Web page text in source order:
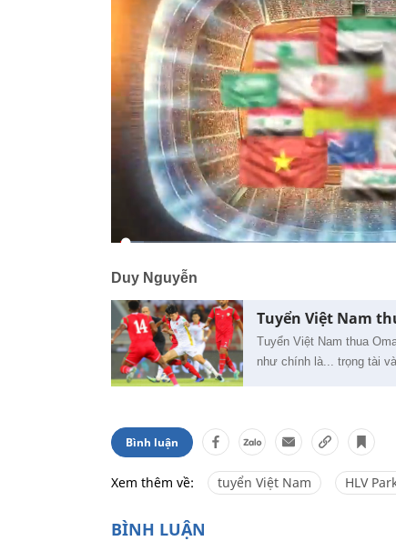
Duy Nguyễn
Tuyển Việt Nam
Tuyển Việt Nam thua
như chính là... trọng tài
Bình luận
Xem thêm về: tuyển Việt Nam HLV